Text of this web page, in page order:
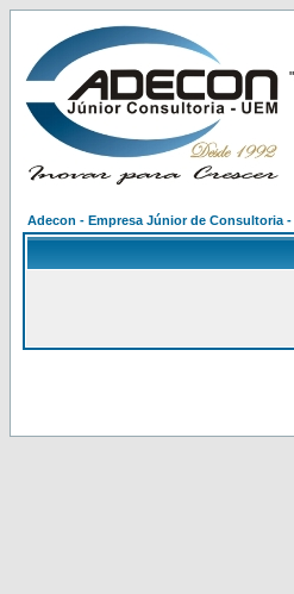
Adecon - Empresa Júnior de Consultoria